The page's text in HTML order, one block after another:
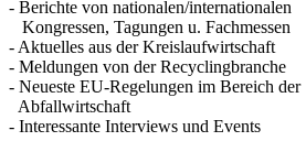
- Berichte von nationalen/internationalen
Kongressen, Tagungen u. Fachmessen
- Aktuelles aus der Kreislaufwirtschaft
- Meldungen von der Recyclingbranche
- Neueste EU-Regelungen im Bereich der
Abfallwirtschaft
- Interessante Interviews und Events